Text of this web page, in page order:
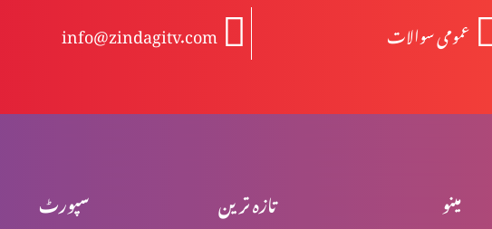
info@zindagitv.com عمومی سوالات
سپورٹ تازہ ترین مینو